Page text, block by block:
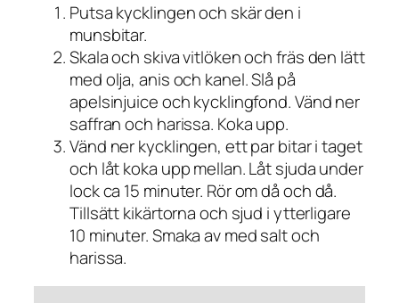
Putsa kycklingen och skär den i
munsbitar.
Skala och skiva vitlöken och fräs den lätt
med olja, anis och kanel. Slå på
apelsinjuice och kycklingfond. Vänd ner
saffran och harissa. Koka upp.
Vänd ner kycklingen, ett par bitar i taget
och låt koka upp mellan. Låt sjuda under
lock ca 15 minuter. Rör om då och då.
Tillsätt kikärtorna och sjud i ytterligare
10 minuter. Smaka av med salt och
harissa.